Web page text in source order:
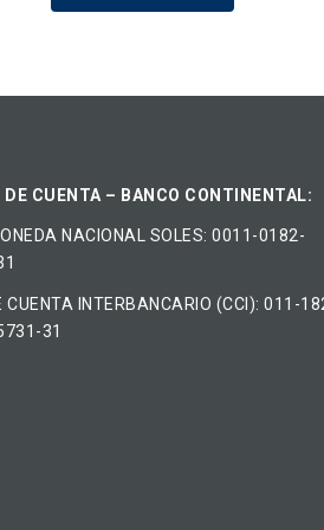
DE CUENTA – BANCO CONTINENTAL:
NACIONAL​ ​SOLES​: 0011-0182-
CUENTA INTERBANCARIO (CCI): 011-
31